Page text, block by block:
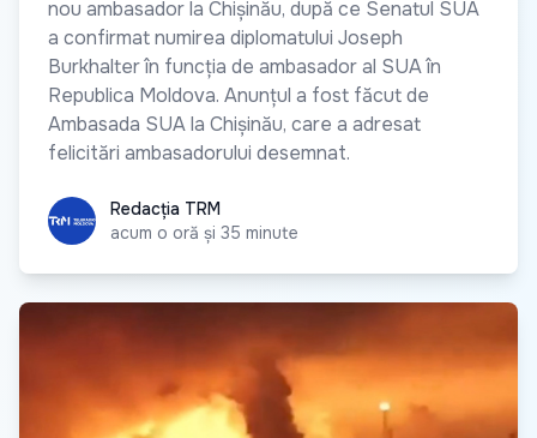
nou ambasador la Chișinău, după ce Senatul SUA
a confirmat numirea diplomatului Joseph
Burkhalter în funcția de ambasador al SUA în
Republica Moldova. Anunțul a fost făcut de
Ambasada SUA la Chișinău, care a adresat
felicitări ambasadorului desemnat.
Redacția TRM
Redacția TRM
acum o oră și 35 minute